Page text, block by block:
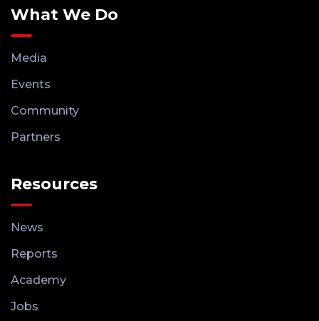
What We Do
Media
Events
Community
Partners
Resources
News
Reports
Academy
Jobs